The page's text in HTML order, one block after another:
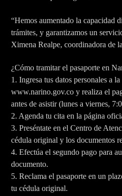
“Hemos aumentado la capacidad
trámites, y garantizamos un
Ximena Realpe, coordinadora de
¿Cómo tramitar el pasaporte en
1. Ingresa tus datos personales a
www.narino.gov.co y realiza el
antes de asistir (lunes a viernes,
2. Agenda tu cita en la página
3. Preséntate en el Centro de
cédula original y los documentos
4. Efectúa el segundo pago para
documento.
5. Reclama el pasaporte en un
tu cédula original.